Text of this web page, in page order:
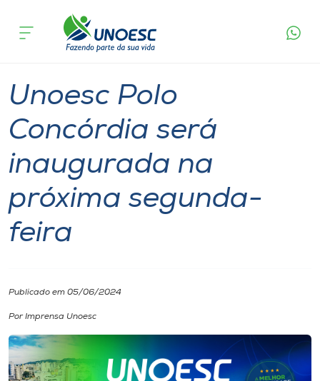
Cursos
Pesquisa
Atendimento ao Estudante
Portal de Ensino
Internacionalização
I.nova
acontece
Unoesc Polo
Concórdia será
inaugurada na
próxima segunda-
feira
Publicado em 05/06/2024
Por Imprensa Unoesc